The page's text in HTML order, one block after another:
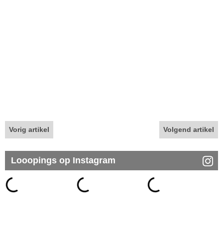
Vorig artikel Volgend artikel
Looopings op Instagram